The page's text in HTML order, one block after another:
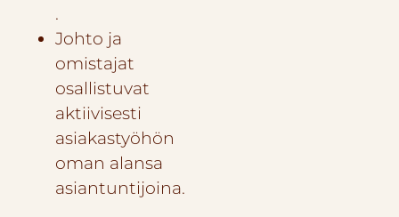
.
Johto ja
omistajat
osallistuvat
aktiivisesti
asiakastyöhön
oman alansa
asiantuntijoina.